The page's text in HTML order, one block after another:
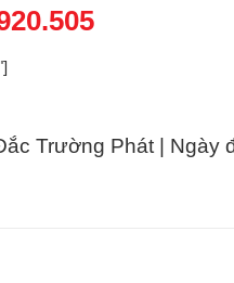
Trường Phát | Ngày